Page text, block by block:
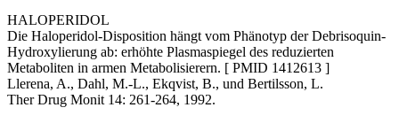
HALOPERIDOL
Die Haloperidol-Disposition hängt vom Phänotyp der Debrisoquin-
Hydroxylierung ab: erhöhte Plasmaspiegel des reduzierten
Metaboliten in armen Metabolisierern. [ PMID 1412613 ]
Llerena, A., Dahl, M.-L., Ekqvist, B., und Bertilsson, L.
Ther Drug Monit 14: 261-264, 1992.